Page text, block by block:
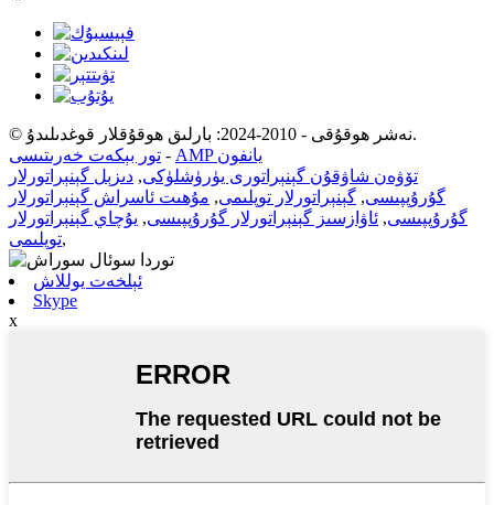
© نەشر ھوقۇقى - 2010-2024: بارلىق ھوقۇقلار قوغدىلىدۇ.
تور بېكەت خەرىتىسى -
AMP يانفون
تۆۋەن شاۋقۇن گېنېراتورى يۈرۈشلۈكى, دىزېل گېنېراتورلار
گۇرۇپپىسى, گېنېراتورلار توپلىمى, مۇھىت ئاسراش گېنېراتورلار
گۇرۇپپىسى, ئاۋازسىز گېنېراتورلار گۇرۇپپىسى, يۇچاي گېنېراتورلار
توپلىمى,
ئېلخەت يوللاش
Skype
x